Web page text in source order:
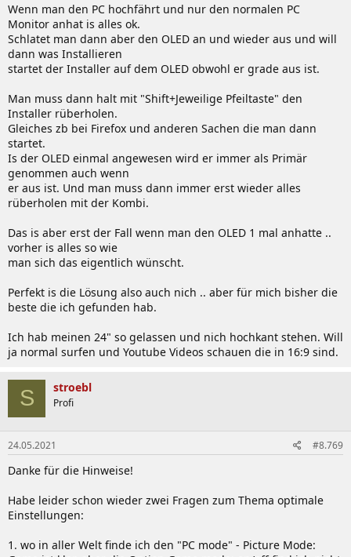
Wenn man den PC hochfährt und nur den normalen PC
Monitor anhat is alles ok.
Schlatet man dann aber den OLED an und wieder aus und will
dann was Installieren
startet der Installer auf dem OLED obwohl er grade aus ist.
Man muss dann halt mit "Shift+Jeweilige Pfeiltaste" den
Installer rüberholen.
Gleiches zb bei Firefox und anderen Sachen die man dann
startet.
Is der OLED einmal angewesen wird er immer als Primär
genommen auch wenn
er aus ist. Und man muss dann immer erst wieder alles
rüberholen mit der Kombi.
Das is aber erst der Fall wenn man den OLED 1 mal anhatte ..
vorher is alles so wie
man sich das eigentlich wünscht.
Perfekt is die Lösung also auch nich .. aber für mich bisher die
beste die ich gefunden hab.
Ich hab meinen 24" so gelassen und nich hochkant stehen. Will
ja normal surfen und Youtube Videos schauen die in 16:9 sind.
S stroebl
Profi
24.05.2021 #8.769
Danke für die Hinweise!
Habe leider schon wieder zwei Fragen zum Thema optimale
Einstellungen:
1. wo in aller Welt finde ich den "PC mode" - Picture Mode: